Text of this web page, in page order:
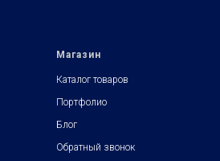
Магазин
Каталог товаров
Портфолио
Блог
Обратный звонок